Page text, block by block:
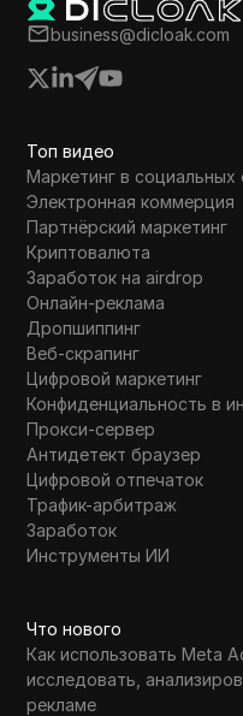
business@dicloak.com
Топ видео
Маркетинг в социальных
Электронная коммерция
Партнёрский маркетинг
Криптовалюта
Заработок на airdrop
Онлайн-реклама
Дропшиппинг
Веб-скрапинг
Цифровой маркетинг
Конфиденциальность в
Прокси-сервер
Антидетект браузер
Цифровой отпечаток
Трафик-арбитраж
Заработок
Инструменты ИИ
Что нового
Как использовать Meta
исследовать,
рекламе